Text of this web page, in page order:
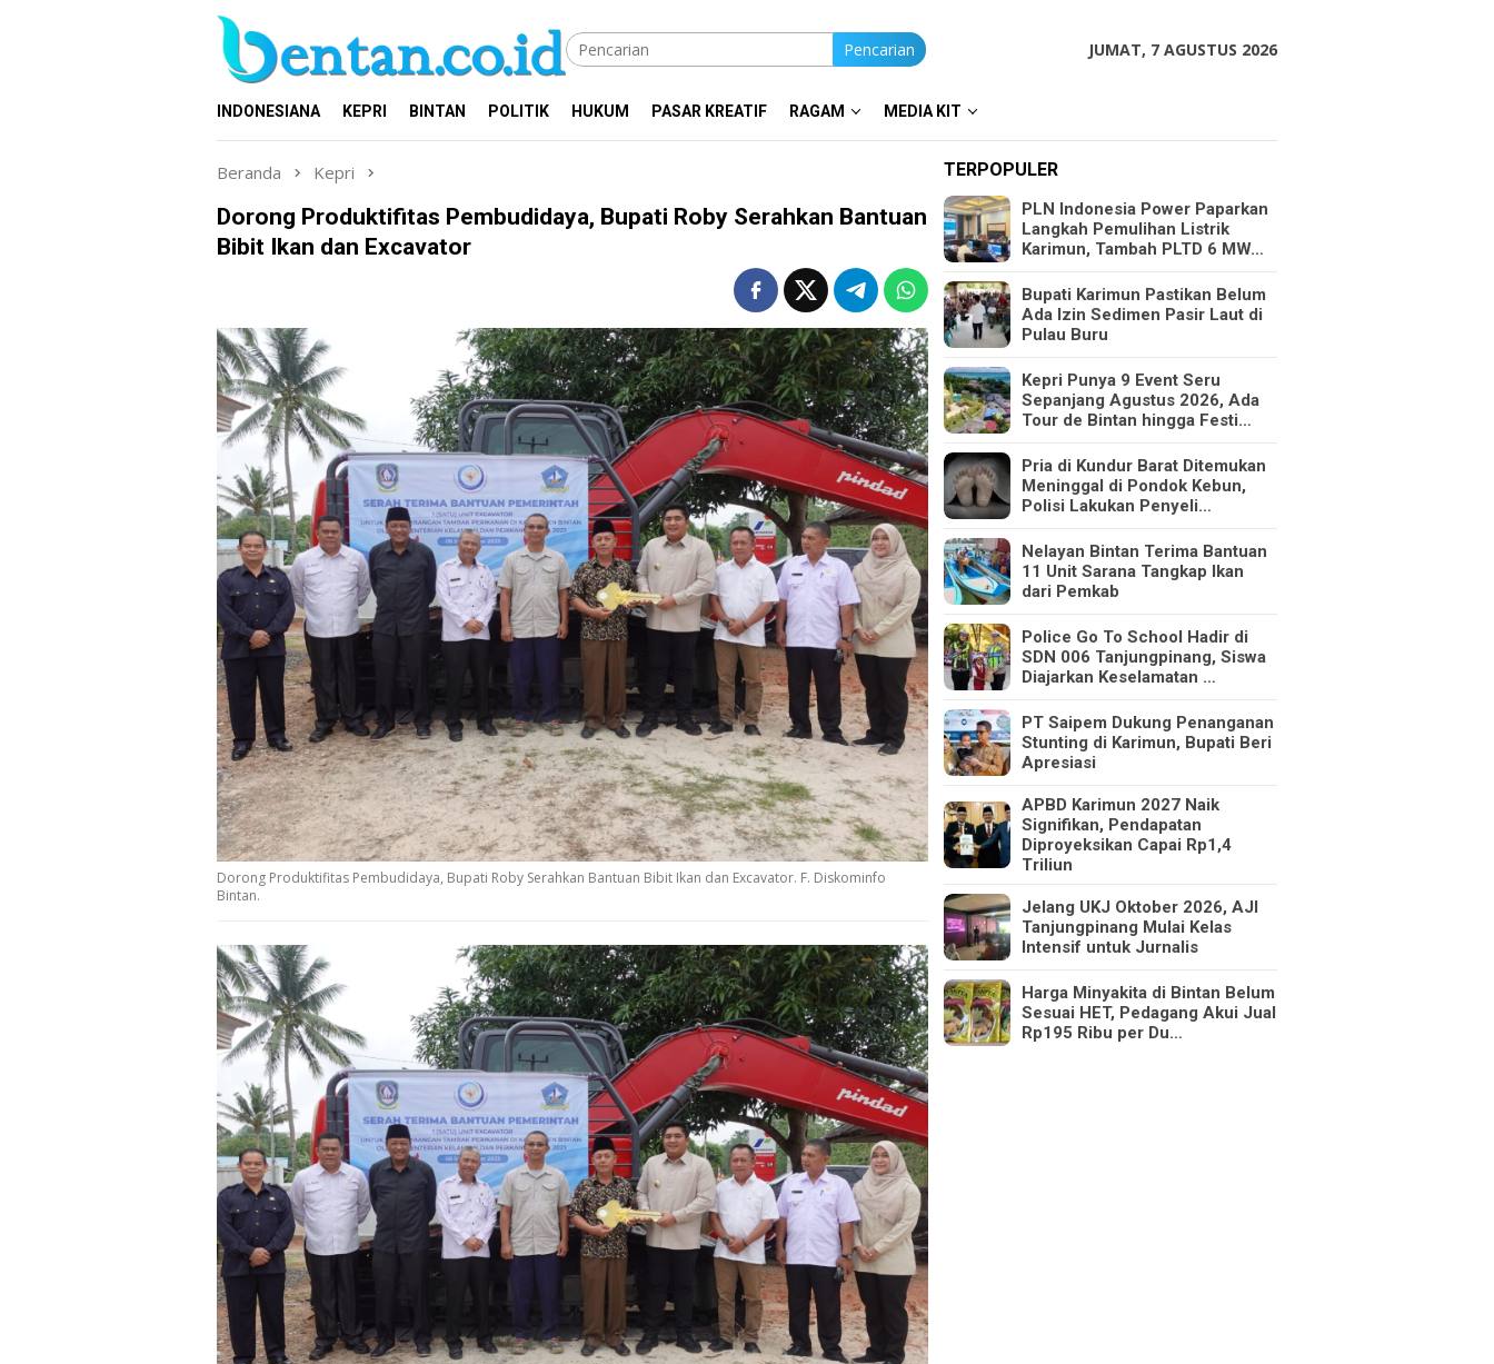
Pencarian JUMAT, 7 AGUSTUS 2026
INDONESIANA KEPRI BINTAN POLITIK HUKUM PASAR KREATIF RAGAM MEDIA KIT
Beranda Kepri
Dorong Produktifitas Pembudidaya, Bupati Roby Serahkan Bantuan
Bibit Ikan dan Excavator
Dorong Produktifitas Pembudidaya, Bupati Roby Serahkan Bantuan Bibit Ikan dan Excavator. F. Diskominfo
Bintan.
TERPOPULER
PLN Indonesia Power Paparkan
Langkah Pemulihan Listrik
Karimun, Tambah PLTD 6 MW…
Bupati Karimun Pastikan Belum
Ada Izin Sedimen Pasir Laut di
Pulau Buru
Kepri Punya 9 Event Seru
Sepanjang Agustus 2026, Ada
Tour de Bintan hingga Festi…
Pria di Kundur Barat Ditemukan
Meninggal di Pondok Kebun,
Polisi Lakukan Penyeli…
Nelayan Bintan Terima Bantuan
11 Unit Sarana Tangkap Ikan
dari Pemkab
Police Go To School Hadir di
SDN 006 Tanjungpinang, Siswa
Diajarkan Keselamatan …
PT Saipem Dukung Penanganan
Stunting di Karimun, Bupati Beri
Apresiasi
APBD Karimun 2027 Naik
Signifikan, Pendapatan
Diproyeksikan Capai Rp1,4
Triliun
Jelang UKJ Oktober 2026, AJI
Tanjungpinang Mulai Kelas
Intensif untuk Jurnalis
Harga Minyakita di Bintan Belum
Sesuai HET, Pedagang Akui Jual
Rp195 Ribu per Du…